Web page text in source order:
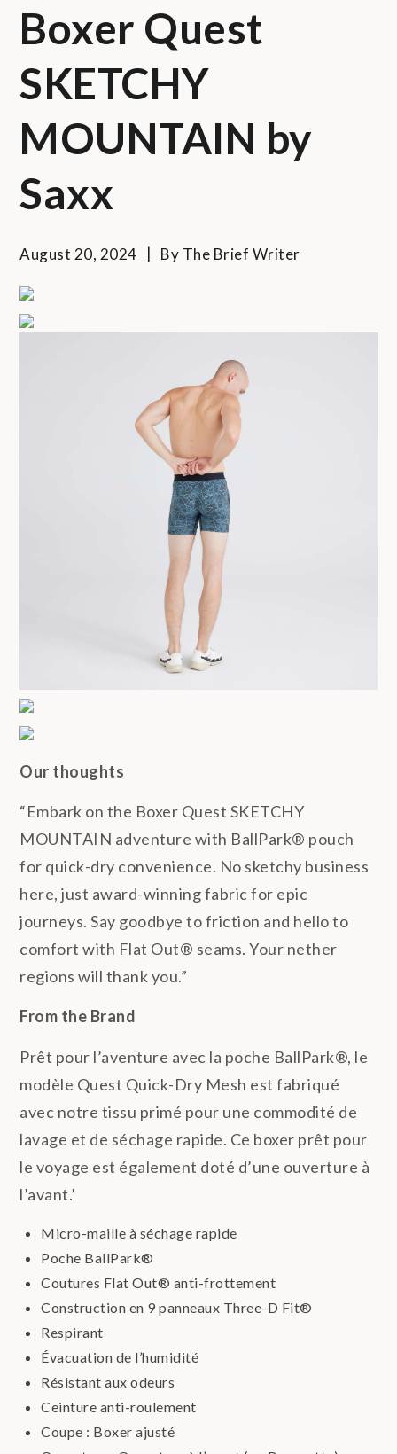
Boxer Quest
SKETCHY
MOUNTAIN by
Saxx
August 20, 2024 By The Brief Writer
Our thoughts
“Embark on the Boxer Quest SKETCHY
MOUNTAIN adventure with BallPark® pouch
for quick-dry convenience. No sketchy business
here, just award-winning fabric for epic
journeys. Say goodbye to friction and hello to
comfort with Flat Out® seams. Your nether
regions will thank you.”
From the Brand
Prêt pour l’aventure avec la poche BallPark®, le
modèle Quest Quick-Dry Mesh est fabriqué
avec notre tissu primé pour une commodité de
lavage et de séchage rapide. Ce boxer prêt pour
le voyage est également doté d’une ouverture à
l’avant.’
Micro-maille à séchage rapide
Poche BallPark®
Coutures Flat Out® anti-frottement
Construction en 9 panneaux Three-D Fit®
Respirant
Évacuation de l’humidité
Résistant aux odeurs
Ceinture anti-roulement
Coupe : Boxer ajusté